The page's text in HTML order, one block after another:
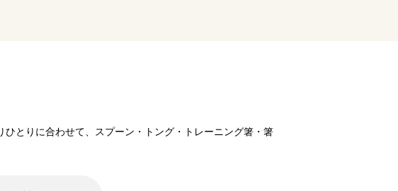
とりに合わせて、スプーン・トング・トレーニング箸・箸